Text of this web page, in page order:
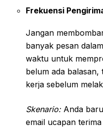
Frekuensi
Jangan
banyak pesan
waktu untuk
belum ada
kerja sebelum
Skenario:Anda
email ucapan